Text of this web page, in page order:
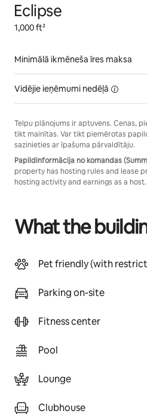
Eclipse
1,000 ft²
Minimālā ikmēneša īres maksa
Vidējie ieņēmumi nedēļā
Telpu plānojums ir aptuvens. Cenas,
tikt mainītas. Var tikt piemērotas
sazinieties ar īpašuma pārvaldītāju.
Papildinformācija no komandas
property has hosting rules and lease
hosting activity and earnings as a
What the
Pet friendly (with
Parking on-site
Fitness center
Pool
Lounge
Clubhouse